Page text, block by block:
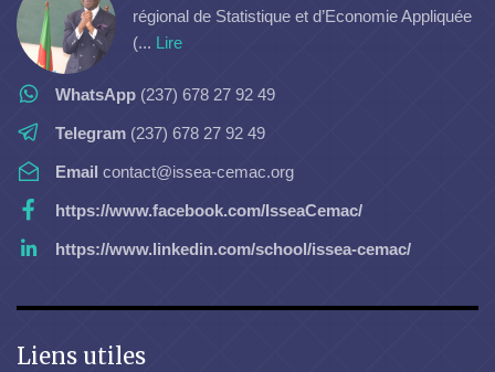
régional de Statistique et d’Economie Appliquée
(... Lire
WhatsApp (237) 678 27 92 49
Telegram (237) 678 27 92 49
Email contact@issea-cemac.org
https://www.facebook.com/IsseaCemac/
https://www.linkedin.com/school/issea-cemac/
Liens utiles